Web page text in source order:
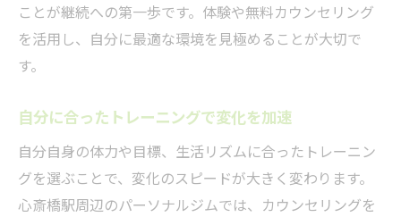
ことが継続への第一歩です。体験や無料カウンセリング
を活用し、自分に最適な環境を見極めることが大切で
す。
自分に合ったトレーニングで変化を加速
自分自身の体力や目標、生活リズムに合ったトレーニン
グを選ぶことで、変化のスピードが大きく変わります。
心斎橋駅周辺のパーソナルジムでは、カウンセリングを